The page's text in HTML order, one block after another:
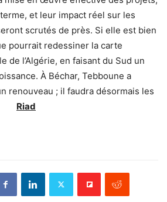
et leur impact réel sur les
scrutés de près. Si elle est bien
pourrait redessiner la carte
de l’Algérie, en faisant du Sud un
À Béchar, Tebboune a
renouveau ; il faudra désormais les
Riad